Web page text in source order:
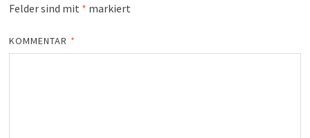
Felder sind mit * markiert
KOMMENTAR *